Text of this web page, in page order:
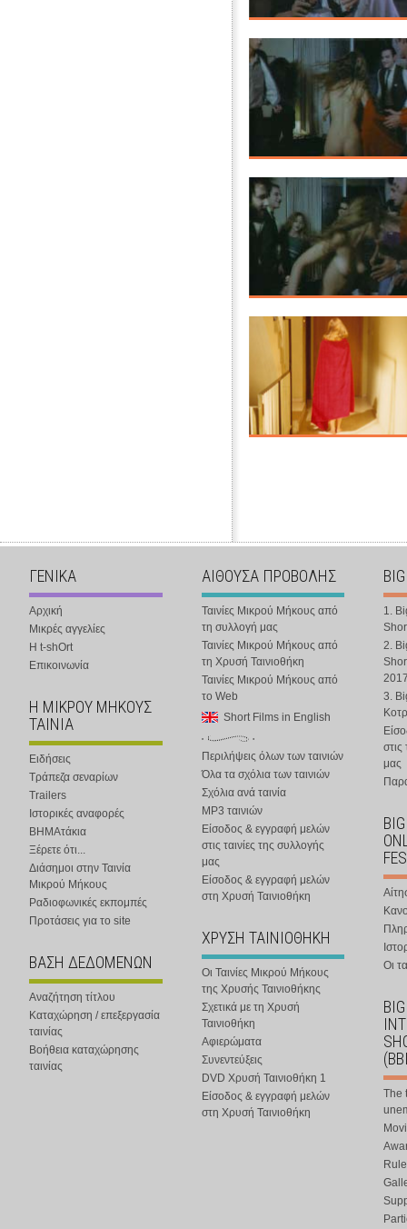
ΓΕΝΙΚΑ
Αρχική
Μικρές αγγελίες
Η t-shOrt
Επικοινωνία
Η ΜΙΚΡΟΥ ΜΗΚΟΥΣ
ΤΑΙΝΙΑ
Ειδήσεις
Τράπεζα σεναρίων
Trailers
Ιστορικές αναφορές
ΒΗΜΑτάκια
Ξέρετε ότι...
Διάσημοι στην Ταινία
Μικρού Μήκους
Ραδιοφωνικές εκπομπές
Προτάσεις για το site
ΒΑΣΗ ΔΕΔΟΜΕΝΩΝ
Αναζήτηση τίτλου
Καταχώρηση / επεξεργασία
ταινίας
Βοήθεια καταχώρησης
ταινίας
ΑΙΘΟΥΣΑ ΠΡΟΒΟΛΗΣ
Ταινίες Μικρού Μήκους από
τη συλλογή μας
Ταινίες Μικρού Μήκους από
τη Χρυσή Ταινιοθήκη
Ταινίες Μικρού Μήκους από
το Web
Short Films in English
Περιλήψεις όλων των ταινιών
Όλα τα σχόλια των ταινιών
Σχόλια ανά ταινία
MP3 ταινιών
Είσοδος & εγγραφή μελών
στις ταινίες της συλλογής
μας
Είσοδος & εγγραφή μελών
στη Χρυσή Ταινιοθήκη
ΧΡΥΣΗ ΤΑΙΝΙΟΘΗΚΗ
Οι Ταινίες Μικρού Μήκους
της Χρυσής Ταινιοθήκης
Σχετικά με τη Χρυσή
Ταινιοθήκη
Αφιερώματα
Συνεντεύξεις
DVD Χρυσή Ταινιοθήκη 1
Είσοδος & εγγραφή μελών
στη Χρυσή Ταινιοθήκη
1.
2.
3.
στις
μας
Οι
The